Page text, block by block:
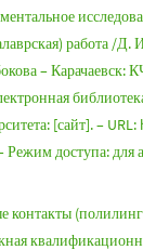
работа /Д.
– Карачаевск:
[сайт]. –
Режим доступа: для
контакты